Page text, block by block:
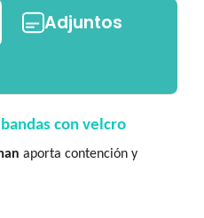
Adjuntos
con velcro
aporta contención y